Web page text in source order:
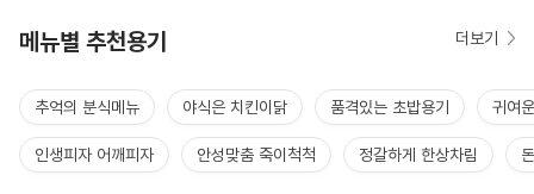
메뉴별 추천용기 더보기
추억의 분식메뉴 야식은 치킨이닭 품격있는 초밥용기 귀여
인생피자 어깨피자 안성맞춤 죽이척척 정갈하게 한상차림